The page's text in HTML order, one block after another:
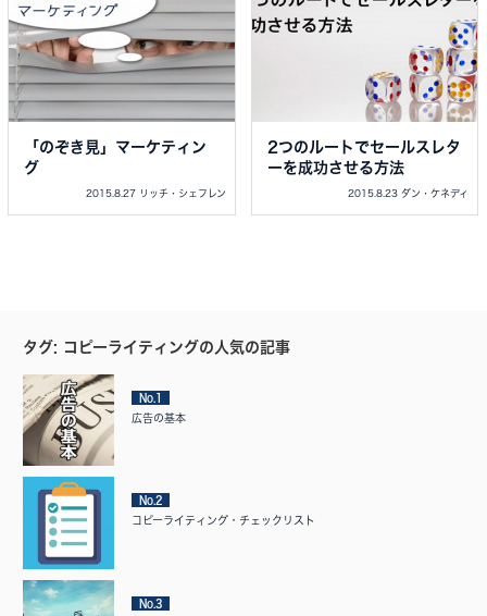
「のぞき見」マーケティン
グ
2015.8.27 リッチ・シェフレン
2つのルートでセールスレタ
ーを成功させる方法
2015.8.23 ダン・ケネディ
タグ: コピーライティングの人気の記事
No.1
広告の基本
No.2
コピーライティング・チェックリスト
No.3